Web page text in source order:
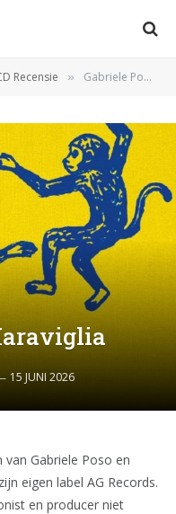
Recensie » Gabriele Poso – Maraviglia
15 JUNI 2026
van Gabriele Poso en
eigen label AG Records.
en producer niet